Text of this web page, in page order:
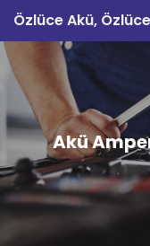
Skip
content
Özlüce Akü,
Akü